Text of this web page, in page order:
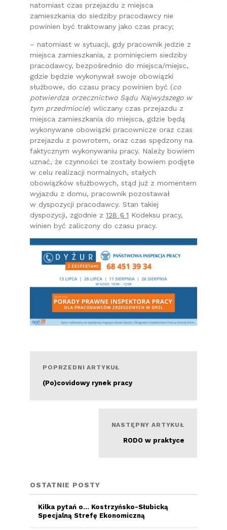
natomiast czas przejazdu z miejsca
zamieszkania do siedziby pracodawcy nie
powinien być traktowany jako czas pracy;
– natomiast w sytuacji, gdy pracownik jedzie z
miejsca zamieszkania, z pominięciem siedziby
pracodawcy, bezpośrednio do miejsca/miejsc,
gdzie będzie wykonywał swoje obowiązki
służbowe, do czasu pracy powinien być (co
potwierdza orzecznictwo Sądu Najwyższego w
tym przedmiocie) wliczany czas przejazdu z
miejsca zamieszkania do miejsca, gdzie będą
wykonywane obowiązki pracownicze oraz czas
przejazdu z powrotem, oraz czas spędzony na
faktycznym wykonywaniu pracy. Należy bowiem
uznać, że czynności te zostały bowiem podjęte
w celu realizacji normalnych, stałych
obowiązków służbowych, stąd już z momentem
wyjazdu z domu, pracownik pozostawał
w dyspozycji pracodawcy. Stan takiej
dyspozycji, zgodnie z 128 § 1 Kodeksu pracy,
winien być zaliczony do czasu pracy.
POPRZEDNI ARTYKUŁ
(Po)covidowy rynek pracy
NASTĘPNY ARTYKUŁ
RODO w praktyce
OSTATNIE POSTY
Kilka pytań o… Kostrzyńsko-Słubicką
Specjalną Strefę Ekonomiczną